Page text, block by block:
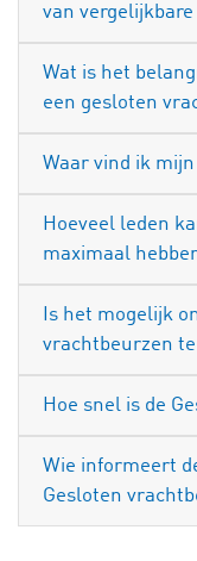
van
Wat is het
een gesloten
Waar vind ik
Hoeveel leden
maximaal
Is het mogelijk
vrachtbeurzen
Hoe snel is de
Wie informeert
Gesloten